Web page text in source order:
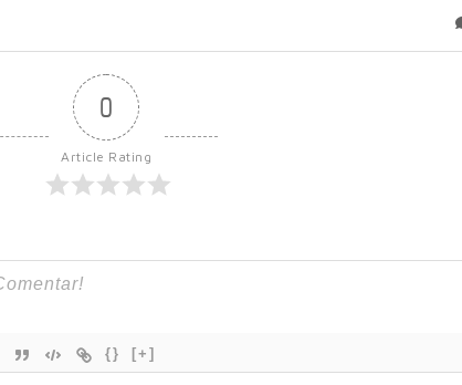
0
Article Rating
{} [+]